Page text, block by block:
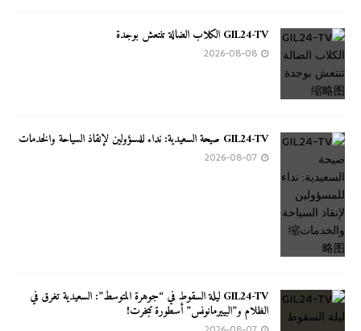
GIL24-TV الكلاب الضالة تنتعش بوجدة
2026-08-08
GIL24-TV صيحة السعيدية: نداء للمسؤولين لإنقاذ السياحة والخدمات
2026-08-07
GIL24-TV ليلة السقوط في “جوهرة المتوسط”: السعيدية تغرق في
الظلام و”البييرمانونس” أسطورة تبخرت!